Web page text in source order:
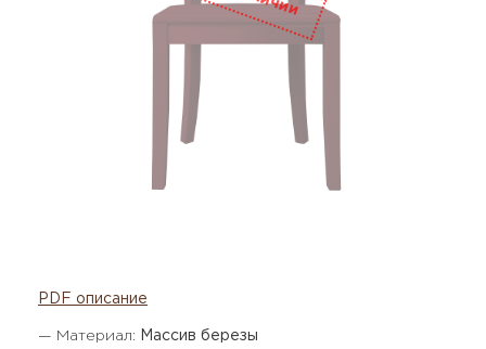
PDF описание
— Материал: Массив березы